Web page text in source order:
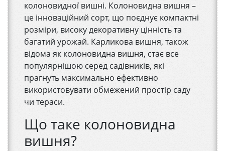
колоновидної вишні. Колоновидна вишня –
це інноваційний сорт, що поєднує компактні
розміри, високу декоративну цінність та
багатий урожай. Карликова вишня, також
відома як колоновидна вишня, стає все
популярнішою серед садівників, які
прагнуть максимально ефективно
використовувати обмежений простір саду
чи тераси.
Що таке колоновидна
вишня?